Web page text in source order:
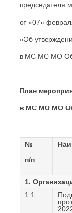
председателя
от «07»
«Об
в МС МО МО
План
в МС МО МО
№
п/п
1.
1.1